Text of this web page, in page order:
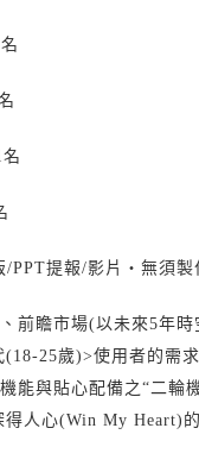
/PPT提報/影片・無須製
前瞻市場(以未來5年時
25歲)>使用者的需
能與貼心配備之“二輪
得人心(Win My Heart)